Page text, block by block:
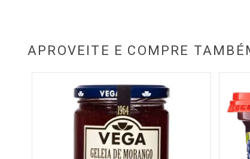
APROVEITE E COMPRE